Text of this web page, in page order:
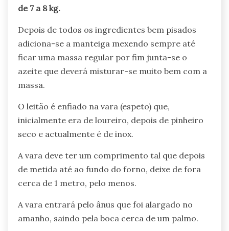
de 7 a 8 kg.
Depois de todos os ingredientes bem pisados
adiciona-se a manteiga mexendo sempre até
ficar uma massa regular por fim junta-se o
azeite que deverá misturar-se muito bem com a
massa.
O leitão é enfiado na vara (espeto) que,
inicialmente era de loureiro, depois de pinheiro
seco e actualmente é de inox.
A vara deve ter um comprimento tal que depois
de metida até ao fundo do forno, deixe de fora
cerca de 1 metro, pelo menos.
A vara entrará pelo ânus que foi alargado no
amanho, saindo pela boca cerca de um palmo.